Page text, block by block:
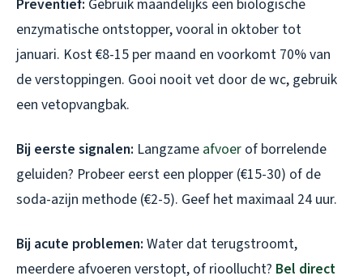
Preventief: Gebruik maandelijks een biologische
enzymatische ontstopper, vooral in oktober tot
januari. Kost €8-15 per maand en voorkomt 70% van
de verstoppingen. Gooi nooit vet door de wc, gebruik
een vetopvangbak.
Bij eerste signalen: Langzame afvoer of borrelende
geluiden? Probeer eerst een plopper (€15-30) of de
soda-azijn methode (€2-5). Geef het maximaal 24 uur.
Bij acute problemen: Water dat terugstroomt,
meerdere afvoeren verstopt, of rioollucht? Bel direct